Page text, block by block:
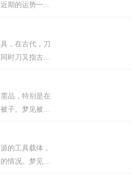
需要保持冷
心去做好一件
。
期的运势一
但在别人的眼
者的积极性大
，让它发挥应
令人刮目相
，在古代，刀
时刀又指古代
见刀，预示你
同时提醒梦者
口舌之争，避
生过激行为，
品，特别是在
子。梦见被
算不错，但是
谨慎。梦者近
别人的内心只
可以轻易的察
的工具载体，
情况。梦见水
期的运势不是